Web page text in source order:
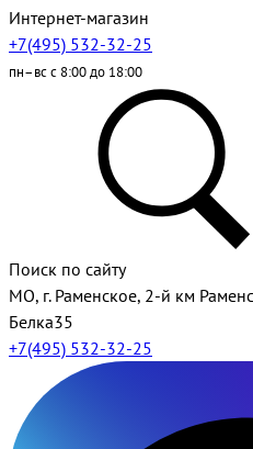
Интернет-магазин
+7(495) 532-32-25
пн–вс с 8:00 до 18:00
Поиск по сайту
МО, г. Раменское, 2-й км
Белка35
+7(495) 532-32-25